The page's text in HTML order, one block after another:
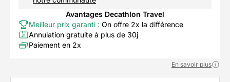
Avantages Decathlon Travel
Meilleur prix garanti : On offre 2x la différence
Annulation gratuite à plus de 30j
Paiement en 2x
En savoir plus